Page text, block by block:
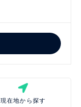
現在地から探す